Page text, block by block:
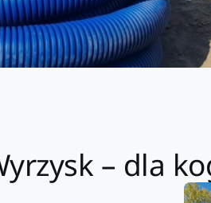
– dla